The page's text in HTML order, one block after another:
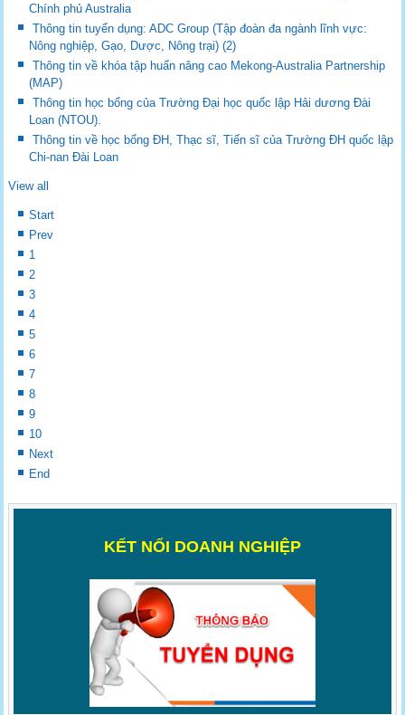
Chính phủ Australia
Thông tin tuyển dụng: ADC Group (Tập đoàn đa ngành lĩnh vực:
Nông nghiệp, Gạo, Dược, Nông trại) (2)
Thông tin về khóa tập huấn nâng cao Mekong-Australia Partnership
(MAP)
Thông tin học bổng của Trường Đại học quốc lập Hải dương Đài
Loan (NTOU).
Thông tin về học bổng ĐH, Thạc sĩ, Tiến sĩ của Trường ĐH quốc lập
Chi-nan Đài Loan
View all
Start
Prev
1
2
3
4
5
6
7
8
9
10
Next
End
KẾT NỐI DOANH NGHIỆP